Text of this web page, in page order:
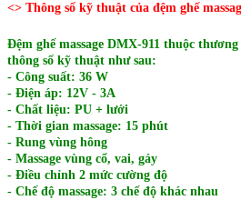
<> Thông số kỹ thuật của đệm ghế
Đệm ghế massage DMX‑911 thuộc
thông số kỹ thuật như sau:
- Công suất: 36 W
- Điện áp: 12V - 3A
- Chất liệu: PU + lưới
- Thời gian massage: 15 phút
- Rung vùng hông
- Massage vùng cổ, vai, gáy
- Điều chỉnh 2 mức cường độ
- Chế độ massage: 3 chế độ khác nhau